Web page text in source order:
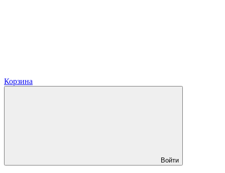
Корзина
Войти